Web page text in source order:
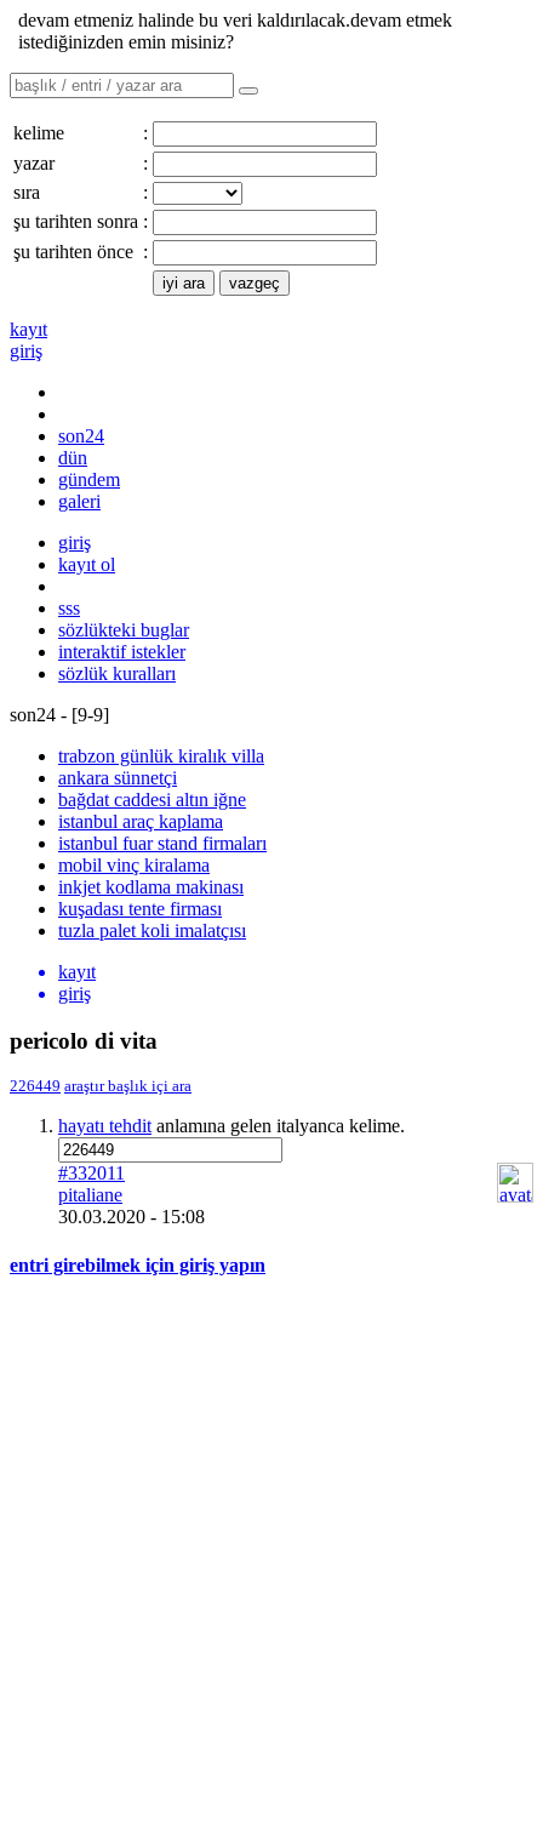
devam etmeniz halinde bu veri kaldırılacak.devam etmek
istediğinizden emin misiniz?
kelime
:
yazar
:
sıra
:
şu tarihten sonra :
şu tarihten önce :
kayıt
giriş
son24
dün
gündem
galeri
giriş
kayıt ol
sss
sözlükteki buglar
interaktif istekler
sözlük kuralları
son24 - [9-9]
trabzon günlük kiralık villa
ankara sünnetçi
bağdat caddesi altın iğne
istanbul araç kaplama
istanbul fuar stand firmaları
mobil vinç kiralama
inkjet kodlama makinası
kuşadası tente firması
tuzla palet koli imalatçısı
kayıt
giriş
pericolo di vita
226449 araştırbaşlık içi ara
hayatı tehditanlamına gelen italyanca kelime.
#332011
pitaliane
30.03.2020 - 15:08
entri girebilmek için giriş yapın